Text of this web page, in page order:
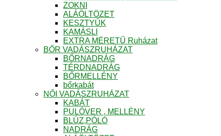
ZOKNI
ALÁÖLTÖZET
KESZTYŰK
KAMÁSLI
EXTRA MÉRETŰ Ruházat
BŐR VADÁSZRUHÁZAT
BŐRNADRÁG
TÉRDNADRÁG
BŐRMELLÉNY
bőrkabát
NŐI VADÁSZRUHÁZAT
KABÁT
PULÓVER , MELLÉNY
BLÚZ,PÓLÓ
NADRÁG